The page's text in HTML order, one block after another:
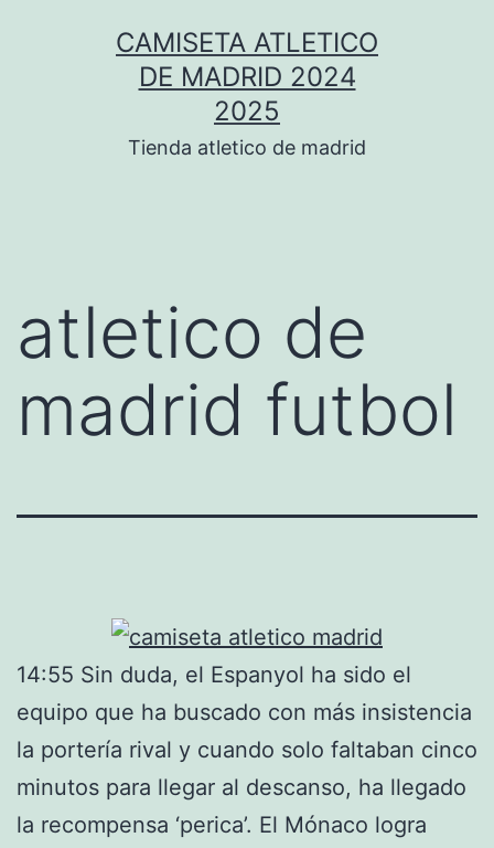
CAMISETA ATLETICO
DE MADRID 2024
2025
Tienda atletico de madrid
atletico de
madrid futbol
14:55 Sin duda, el Espanyol ha sido el
equipo que ha buscado con más insistencia
la portería rival y cuando solo faltaban cinco
minutos para llegar al descanso, ha llegado
la recompensa ‘perica’. El Mónaco logra